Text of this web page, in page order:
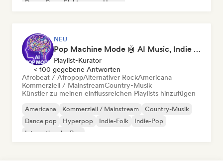
Dream Pop
Elektropop House
NEU
Pop Machine Mode 🤖 AI Music, Indie Pop & Dream Pop
Playlist-Kurator
< 100 gegebene Antworten
Afrobeat / AfropopAlternativer RockAmericana
Kommerziell / MainstreamCountry-Musik
Künstler zu meinen einflussreichen Playlists hinzufügen
Americana Kommerziell / Mainstream
Country-Musik
Dance pop
Hyperpop Indie-Folk
Indie-Pop
Internationaler Pop